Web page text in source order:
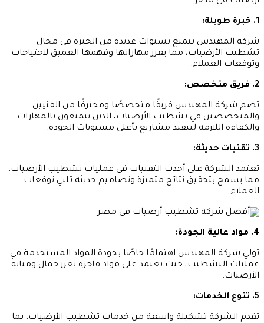
شركة المهندس تتمتع بسنوات عديدة من الخبرة في مجال
تشطيب الأرضيات، مما يعزز مهاراتها وفهمها العميق لاحتياجات
وتوقعات العملاء.
تضم شركة المهندس فريقًا متخصصًا ومحترفًا من الفنيين
والمتخصصين في تشطيب الأرضيات، الذين يتمتعون بالمهارات
والكفاءة اللازمة لتنفيذ مشاريع بأعلى مستويات الجودة.
تعتمد الشركة على أحدث التقنيات في عمليات تشطيب الأرضيات،
مما يسمح بتحقيق نتائج متميزة وتصاميم حديثة تلبي توقعات
العملاء.
4. مواد عالية الجودة:
تولي شركة المهندس اهتمامًا خاصًا بجودة المواد المستخدمة في
عمليات التشطيب، حيث تعتمد على مواد فاخرة تعزز جمال ومتانة
الأرضيات.
تقدم الشركة تشكيلة واسعة من خدمات تشطيب الأرضيات، بما